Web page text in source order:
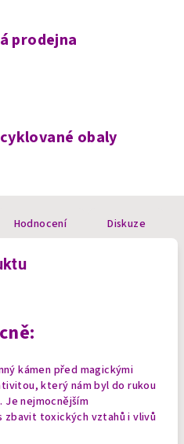
prodejna
obaly
Hodnocení Diskuze
kámen před magickými
který nám byl do rukou
Je nejmocnějším
zbavit toxických vztahů i vlivů